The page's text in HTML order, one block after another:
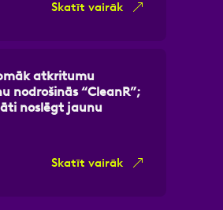
Skatīt vairāk
atkritumu
nodrošinās “CleanR”;
noslēgt jaunu
Skatīt vairāk